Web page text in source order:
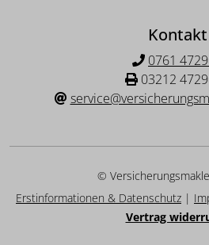
Kontakt
0761
03212
©
Erstinformationen & Datenschutz |
Vertrag